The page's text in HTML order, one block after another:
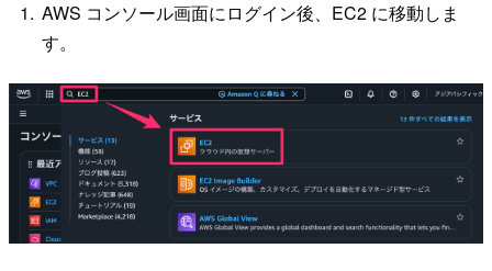
AWS コンソール画面にログイン後、EC2 に移動しま
す。